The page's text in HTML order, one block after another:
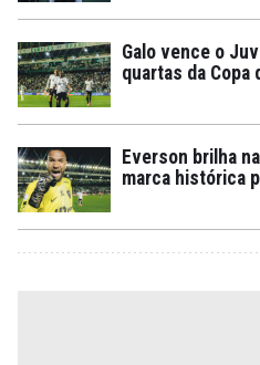
Galo vence o
quartas da Copa
Everson brilha
marca histórica